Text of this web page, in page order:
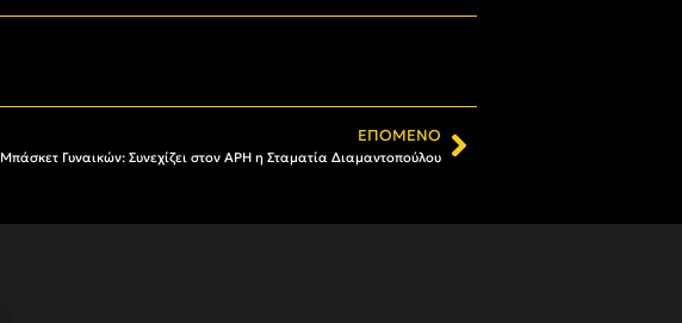
ΕΠΌΜΕΝΟ
Μπάσκετ Γυναικών: Συνεχίζει στον ΑΡΗ η Σταματία Διαμαντοπούλου